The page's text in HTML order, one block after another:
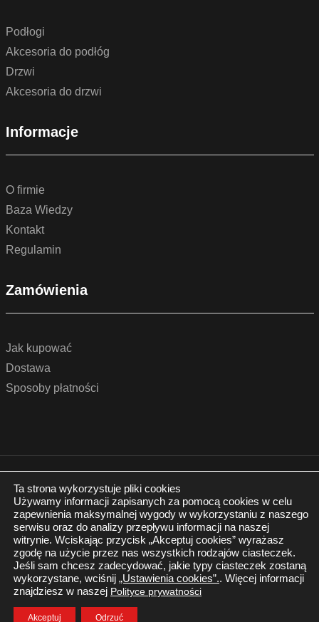
Zaloguj się
Podłogi
Akcesoria do podłóg
Drzwi
Akcesoria do drzwi
Informacje
O firmie
Baza Wiedzy
Kontakt
Regulamin
Zamówienia
Jak kupować
Dostawa
Sposoby płatności
© 2022 by podlogidrzwi.eu
Wszystkie prawa zastrzeżone
Polityka prywatności
Realizacja:
Ta strona wykorzystuje pliki cookies
Używamy informacji zapisanych za pomocą cookies w celu
zapewnienia maksymalnej wygody w wykorzystaniu z naszego
serwisu oraz do analizy przepływu informacji na naszej
witrynie. Wciskając przycisk „Akceptuj cookies” wyrażasz
zgodę na użycie przez nas wszystkich rodzajów ciasteczek.
Jeśli sam chcesz zadecydować, jakie typy ciasteczek zostaną
wykorzystane, wciśnij „Ustawienia cookies”.. Więcej informacji
znajdziesz w naszej Polityce prywatności
Akceptuj Odrzuć